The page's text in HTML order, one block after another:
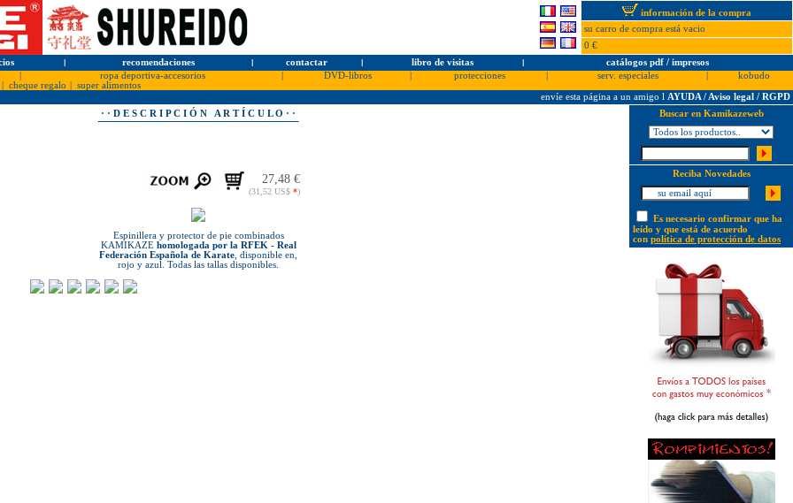
información de la compra
su carro de compra está vacio
0 €
l recomendaciones l contactar l libro de visitas l
catálogos pdf / impresos
ropa deportiva-accesorios DVD-libros protecciones serv. especiales
kobudo
cheque regalo
super alimentos
envíe esta página a un amigo l AYUDA / Aviso legal / RGPD
· · D E S C R I P C I Ó N A R T Í C U L O · ·
27,48 €
(31,52 US$ *)
Espinillera y protector de pie combinados
KAMIKAZE homologada por la RFEK - Real
Federación Española de Karate , disponible en,
rojo y azul. Todas las tallas disponibles.
Buscar en Kamikazeweb
Reciba Novedades
Es necesario confirmar que ha
leído y que está de acuerdo
con política de protección de datos